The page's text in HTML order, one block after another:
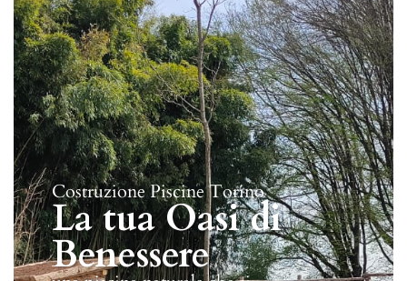
Costruzione Piscine Torino
La tua Oasi di
Benessere